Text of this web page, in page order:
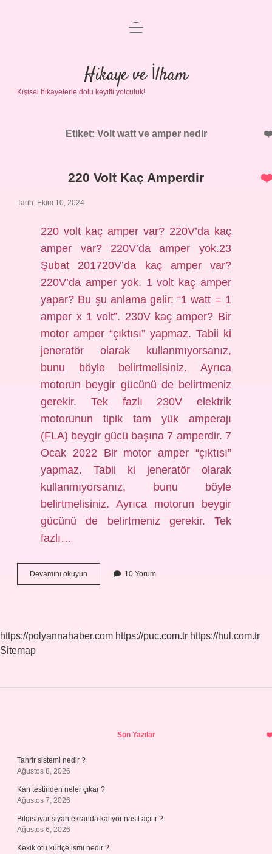
Anasayfa
Gizlilik Politikası
Yasal Uyarı
menüyü
Hikaye ve İlham
Kişisel hikayelerle dolu keyifli yolculuk!
Etiket: Volt watt ve amper nedir
220 Volt Kaç Amperdir
Tarih: Ekim 10, 2024
220 volt kaç amper var? 220V’da kaç
amper var? 220V’da amper yok.23
Şubat 201720V’da kaç amper var?
220V’da amper yok. 1 volt kaç amper
yapar? Bu şu anlama gelir: “1 watt = 1
amper x 1 volt”. 230V kaç amper? Bir
motor amper “çıktısı” yapmaz. Tabii ki
jeneratör olarak kullanmıyorsanız,
bunu böyle belirtmelisiniz. Ayrıca
motorun beygir gücünü de belirtmeniz
gerekir. Tek fazlı 230V elektrik
motorunun tipik tam yük amperajı
(FLA) beygir gücü başına 7 amperdir. 7
Ocak 2022 Bir motor amper “çıktısı”
yapmaz. Tabii ki jeneratör olarak
kullanmıyorsanız, bunu böyle
belirtmelisiniz. Ayrıca motorun beygir
gücünü de belirtmeniz gerekir. Tek
fazlı…
Devamını okuyun
Volt
10 Yorum
https://polyannahaber.com https://puc.com.tr https://hul.com.tr
Sitemap
Son Yazılar
Tahrir sistemi nedir ?
Ağustos 8, 2026
Kan testinden neler çıkar ?
Ağustos 7, 2026
Bilgisayar siyah ekranda kalıyor nasıl açılır ?
Ağustos 6, 2026
Kekik otu kürtçe ismi nedir ?